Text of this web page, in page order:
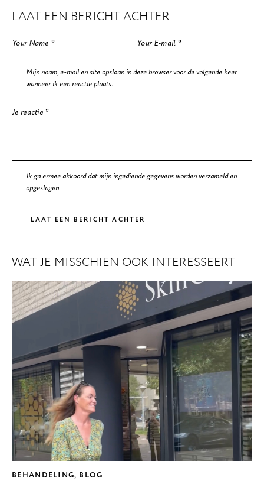
LAAT EEN BERICHT ACHTER
Mijn naam, e-mail en site opslaan in deze browser voor de volgende keer
wanneer ik een reactie plaats.
Ik ga ermee akkoord dat mijn ingediende gegevens worden verzameld en
opgeslagen.
WAT JE MISSCHIEN OOK INTERESSEERT
BEHANDELING, BLOG